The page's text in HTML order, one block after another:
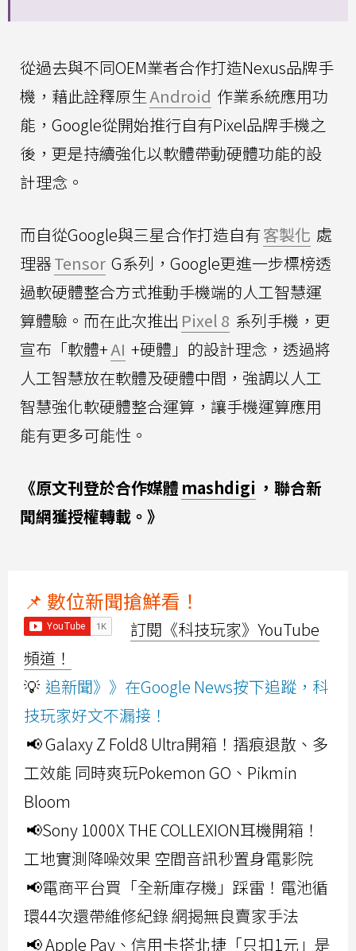
從過去與不同OEM業者合作打造Nexus品牌手
機，藉此詮釋原生Android 作業系統應用功
能，Google從開始推行自有Pixel品牌手機之
後，更是持續強化以軟體帶動硬體功能的設
計理念。
而自從Google與三星合作打造自有客製化 處
理器Tensor G系列，Google更進一步標榜透
過軟硬體整合方式推動手機端的人工智慧運
算體驗。而在此次推出 Pixel 8 系列手機，更
宣布「軟體+AI +硬體」的設計理念，透過將
人工智慧放在軟體及硬體中間，強調以人工
智慧強化軟硬體整合運算，讓手機運算應用
能有更多可能性。
《原文刊登於合作媒體 mashdigi ，聯合新
聞網獲授權轉載。》
📌 數位新聞搶鮮看！
訂閱《科技玩家》YouTube
頻道！
💡 追新聞》》在Google News按下追蹤，科
技玩家好文不漏接！
📢 Galaxy Z Fold8 Ultra開箱！摺痕退散、多
工效能 同時爽玩Pokemon GO、Pikmin
Bloom
📢Sony 1000X THE COLLEXION耳機開箱！
工地實測降噪效果 空間音訊秒置身電影院
📢電商平台買「全新庫存機」踩雷！電池循
環44次還帶維修紀錄 網揭無良賣家手法
📢 Apple Pay、信用卡搭北捷「只扣1元」是